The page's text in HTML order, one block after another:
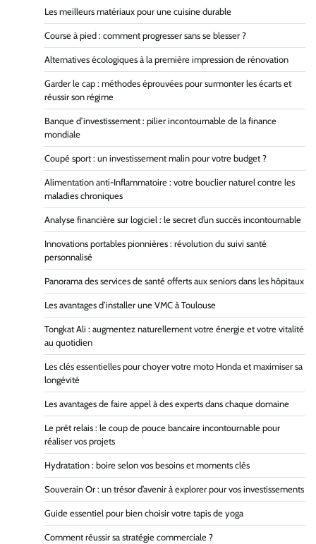
Les meilleurs matériaux pour une cuisine durable
Course à pied : comment progresser sans se blesser ?
Alternatives écologiques à la première impression de rénovation
Garder le cap : méthodes éprouvées pour surmonter les écarts et
réussir son régime
Banque d’investissement : pilier incontournable de la finance
mondiale
Coupé sport : un investissement malin pour votre budget ?
Alimentation anti-Inflammatoire : votre bouclier naturel contre les
maladies chroniques
Analyse financière sur logiciel : le secret d’un succès incontournable
Innovations portables pionnières : révolution du suivi santé
personnalisé
Panorama des services de santé offerts aux seniors dans les hôpitaux
Les avantages d’installer une VMC à Toulouse
Tongkat Ali : augmentez naturellement votre énergie et votre vitalité
au quotidien
Les clés essentielles pour choyer votre moto Honda et maximiser sa
longévité
Les avantages de faire appel à des experts dans chaque domaine
Le prêt relais : le coup de pouce bancaire incontournable pour
réaliser vos projets
Hydratation : boire selon vos besoins et moments clés
Souverain Or : un trésor d’avenir à explorer pour vos investissements
Guide essentiel pour bien choisir votre tapis de yoga
Comment réussir sa stratégie commerciale ?